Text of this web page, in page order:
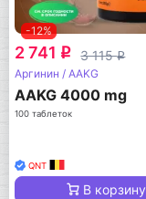
-12%
2 741 q 3 115q
Аргинин / AAKG
AAKG 4000 mg
100 таблеток
QNT
В корзину